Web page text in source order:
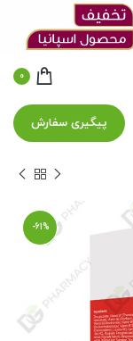
0
پیگیری سفارش
-61%